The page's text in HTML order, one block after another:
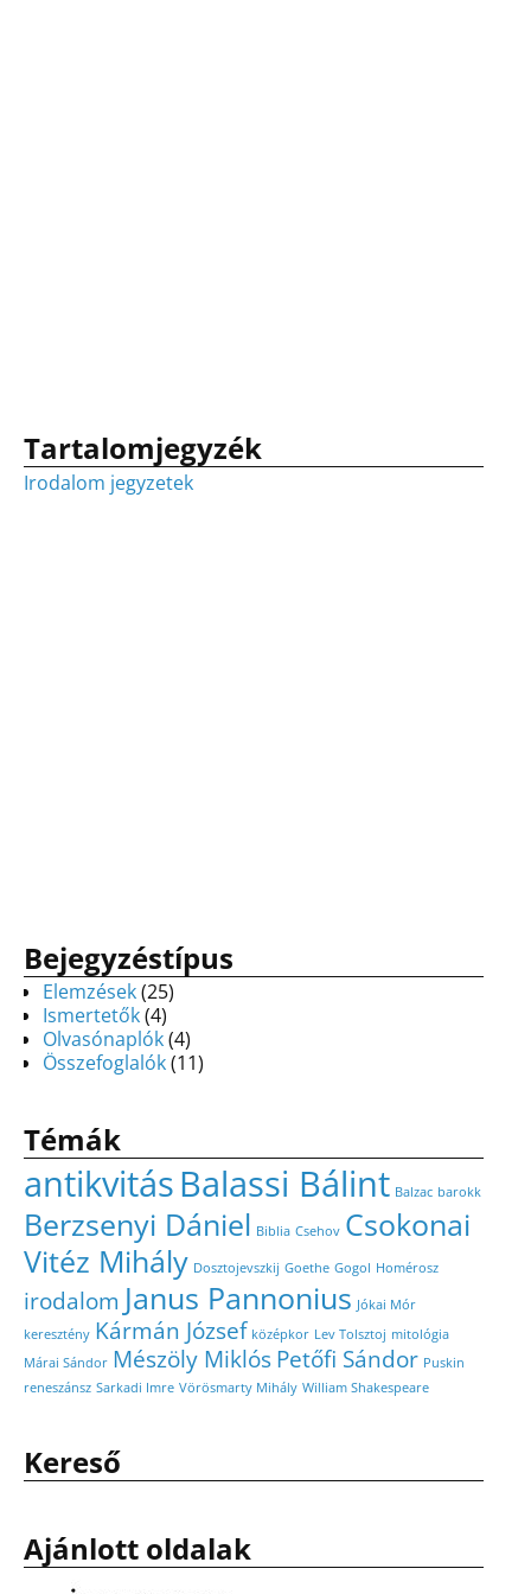
Tartalomjegyzék
Irodalom jegyzetek
Bejegyzéstípus
Elemzések(25)
Ismertetők(4)
Olvasónaplók(4)
Összefoglalók(11)
Témák
antikvitásBalassi Bálint Balzac barokk
Berzsenyi Dániel Biblia Csehov Csokonai
Vitéz Mihály Dosztojevszkij Goethe Gogol Homérosz
irodalom Janus Pannonius Jókai Mór
keresztény Kármán József középkor Lev Tolsztoj mitológia
Márai Sándor Mészöly MiklósPetőfi Sándor Puskin
reneszánsz Sarkadi Imre Vörösmarty Mihály William Shakespeare
Kereső
Ajánlott oldalak